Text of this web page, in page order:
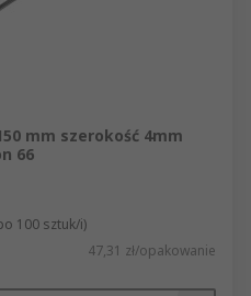
mm szerokość 4mm
66
100 sztuk/i)
47,31 zł/opakowanie